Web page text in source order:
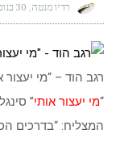
רדיו מנטה 30 בנובמבר 2014
רגב הוד – “מי יעצור
“מי יעצור אותי”
המצליח: “בדרכים